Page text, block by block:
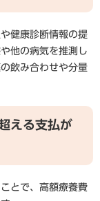
健康診断情報の提
他の病気を推測し
飲み合わせや分量
える支払が
とで、高額療養費